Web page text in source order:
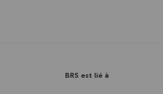
BRS est lié à